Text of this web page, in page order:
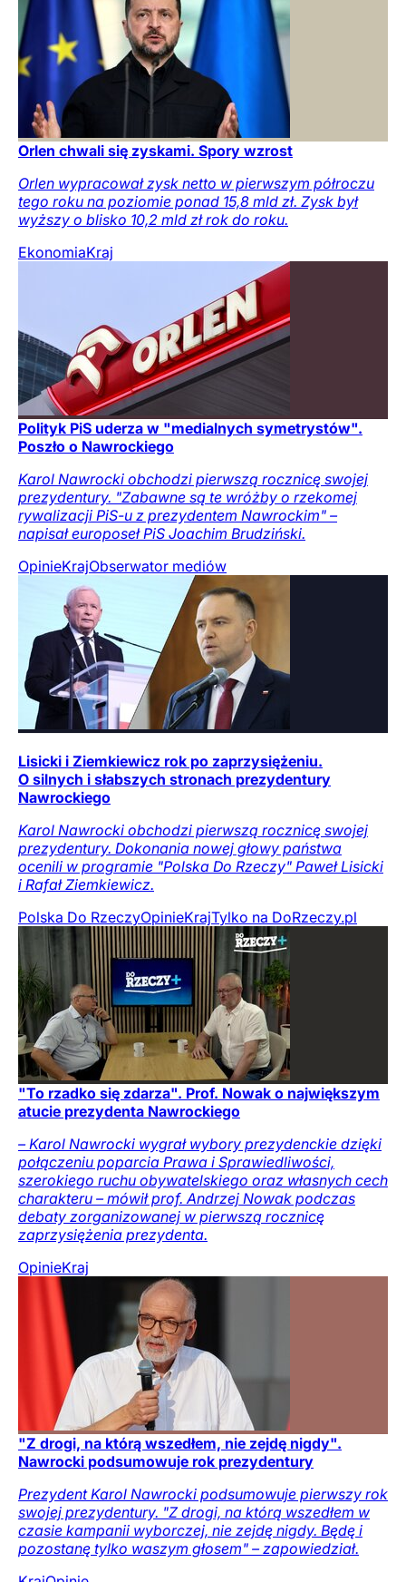
Orlen chwali się zyskami. Spory wzrost
Orlen wypracował zysk netto w pierwszym półroczu
tego roku na poziomie ponad 15,8 mld zł. Zysk był
wyższy o blisko 10,2 mld zł rok do roku.
EkonomiaKraj
Polityk PiS uderza w "medialnych symetrystów".
Poszło o Nawrockiego
Karol Nawrocki obchodzi pierwszą rocznicę swojej
prezydentury. "Zabawne są te wróżby o rzekomej
rywalizacji PiS-u z prezydentem Nawrockim" –
napisał europoseł PiS Joachim Brudziński.
OpinieKrajObserwator mediów
Lisicki i Ziemkiewicz rok po zaprzysiężeniu.
O silnych i słabszych stronach prezydentury
Nawrockiego
Karol Nawrocki obchodzi pierwszą rocznicę swojej
prezydentury. Dokonania nowej głowy państwa
ocenili w programie "Polska Do Rzeczy" Paweł Lisicki
i Rafał Ziemkiewicz.
Polska Do RzeczyOpinieKrajTylko na DoRzeczy.pl
"To rzadko się zdarza". Prof. Nowak o największym
atucie prezydenta Nawrockiego
– Karol Nawrocki wygrał wybory prezydenckie dzięki
połączeniu poparcia Prawa i Sprawiedliwości,
szerokiego ruchu obywatelskiego oraz własnych cech
charakteru – mówił prof. Andrzej Nowak podczas
debaty zorganizowanej w pierwszą rocznicę
zaprzysiężenia prezydenta.
OpinieKraj
"Z drogi, na którą wszedłem, nie zejdę nigdy".
Nawrocki podsumowuje rok prezydentury
Prezydent Karol Nawrocki podsumowuje pierwszy rok
swojej prezydentury. "Z drogi, na którą wszedłem w
czasie kampanii wyborczej, nie zejdę nigdy. Będę i
pozostanę tylko waszym głosem" – zapowiedział.